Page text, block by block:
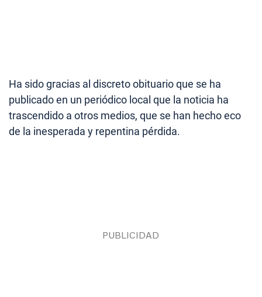
Ha sido gracias al discreto obituario que se ha
publicado en un periódico local que la noticia ha
trascendido a otros medios, que se han hecho eco
de la inesperada y repentina pérdida.